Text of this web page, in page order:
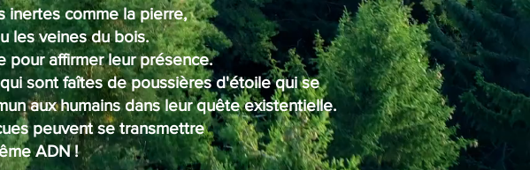
inertes comme la pierre,
les veines du bois.
pour affirmer leur présence.
sont faîtes de poussières d'étoile qui se
aux humains dans leur quête existentielle.
peuvent se transmettre
ADN !